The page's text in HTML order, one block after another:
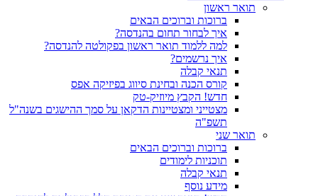
תואר ראשון
ברוכות וברוכים הבאים
איך לבחור תחום בהנדסה?
למה ללמוד תואר ראשון בפקולטה להנדסה?
איך נרשמים?
תנאי קבלה
קורס הכנה ובחינת סיווג בפיזיקה אפס
חדש! הקבץ מיוזיק-טק
מצטייני ומצטיינות הדקאן על סמך ההישגים בשנה"ל
תשפ"ה
תואר שני
ברוכות וברוכים הבאים
תוכניות לימודים
תנאי קבלה
מידע נוסף